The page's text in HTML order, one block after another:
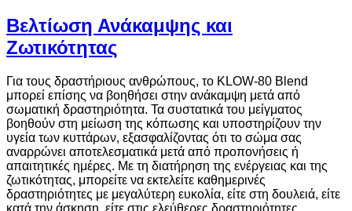
Βελτίωση Ανάκαμψης και
Ζωτικότητας
Για τους δραστήριους ανθρώπους, το KLOW-80 Blend
μπορεί επίσης να βοηθήσει στην ανάκαμψη μετά από
σωματική δραστηριότητα. Τα συστατικά του μείγματος
βοηθούν στη μείωση της κόπωσης και υποστηρίζουν την
υγεία των κυττάρων, εξασφαλίζοντας ότι το σώμα σας
αναρρώνει αποτελεσματικά μετά από προπονήσεις ή
απαιτητικές ημέρες. Με τη διατήρηση της ενέργειας και της
ζωτικότητας, μπορείτε να εκτελείτε καθημερινές
δραστηριότητες με μεγαλύτερη ευκολία, είτε στη δουλειά, είτε